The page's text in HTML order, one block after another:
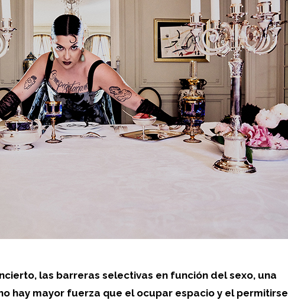
las barreras selectivas en función del sexo, una
hay mayor fuerza que el ocupar espacio y el permitirse